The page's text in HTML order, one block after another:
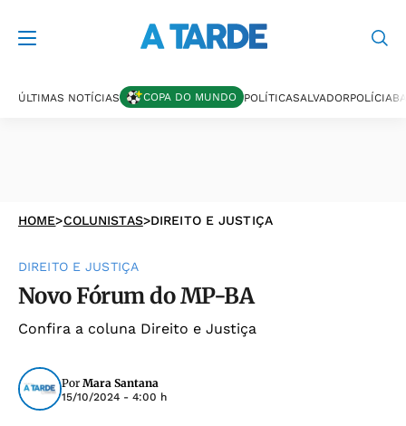
ÚLTIMAS NOTÍCIAS COPA DO MUNDO POLÍTICASALVADORPOLÍCIA
HOME>COLUNISTAS>DIREITO E JUSTIÇA
DIREITO E JUSTIÇA
Novo Fórum do MP-BA
Confira a coluna Direito e Justiça
Por Mara Santana
15/10/2024 - 4:00 h